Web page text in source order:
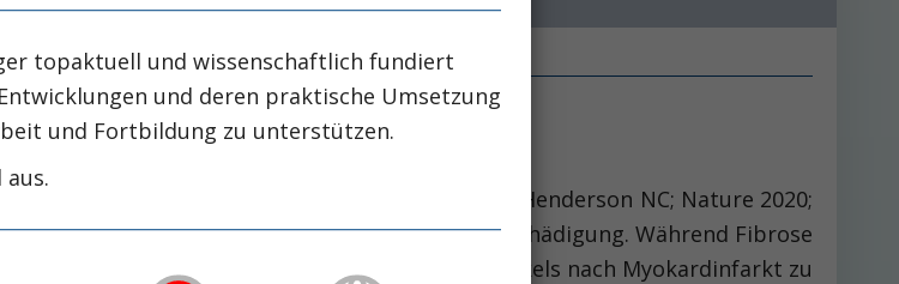
Todesfälle der westlichen Welt beteiligt ist (Henderson NC; Nature 2020;
extrazellulärer Matrix (EZM) nach einer Organschädigung. Während Fibrose
B. ein Aneurysma oder eine Ruptur des Ventrikels nach Myokardinfarkt zu
topaktuell und wissenschaftlich fundiert
und deren praktische Umsetzung
und Fortbildung zu unterstützen.